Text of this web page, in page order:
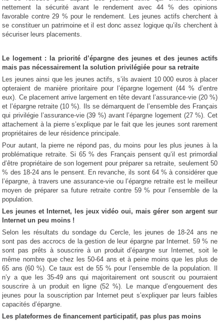
nettement la sécurité avant le rendement avec 44 % des opinions
favorable contre 29 % pour le rendement. Les jeunes actifs cherchent à
se constituer un patrimoine et il est donc assez logique qu’ils cherchent à
sécuriser leurs placements.
Le logement : la priorité d’épargne des jeunes et des jeunes actifs
mais pas nécessairement la solution privilégiée pour sa retraite
Les jeunes ainsi que les jeunes actifs, s’ils avaient 10 000 euros à placer
opteraient de manière prioritaire pour l’épargne logement (44 % d’entre
eux). Ce placement arrive largement en tête devant l’assurance-vie (20 %)
et l’épargne retraite (10 %). Ils se démarquent de l’ensemble des Français
qui privilégie l’assurance-vie (39 %) avant l’épargne logement (27 %). Cet
attachement à la pierre s’explique par le fait que les jeunes sont rarement
propriétaires de leur résidence principale.
Pour autant, la pierre ne répond pas, du moins pour les plus jeunes à la
problématique retraite. Si 65 % des Français pensent qu’il est primordial
d’être propriétaire de son logement pour préparer sa retraite, seulement 50
% des 18-24 ans le pensent. En revanche, ils sont 64 % à considérer que
l’épargne, à travers une assurance-vie ou l’épargne retraite est le meilleur
moyen de préparer sa future retraite contre 59 % pour l’ensemble de la
population.
Les jeunes et Internet, les jeux vidéo oui, mais gérer son argent sur
Internet un peu moins !
Selon les résultats du sondage du Cercle, les jeunes de 18-24 ans ne
sont pas des accrocs de la gestion de leur épargne par Internet. 59 % ne
sont pas prêts à souscrire à un produit d’épargne sur Internet, soit le
même nombre que chez les 50-64 ans et à peine moins que les plus de
65 ans (60 %). Ce taux est de 55 % pour l’ensemble de la population. Il
n’y a que les 35-49 ans qui majoritairement ont souscrit ou pourraient
souscrire à un produit en ligne (52 %). Le manque d’engouement des
jeunes pour la souscription par Internet peut s’expliquer par leurs faibles
capacités d’épargne.
Les plateformes de financement participatif, pas plus pas moins